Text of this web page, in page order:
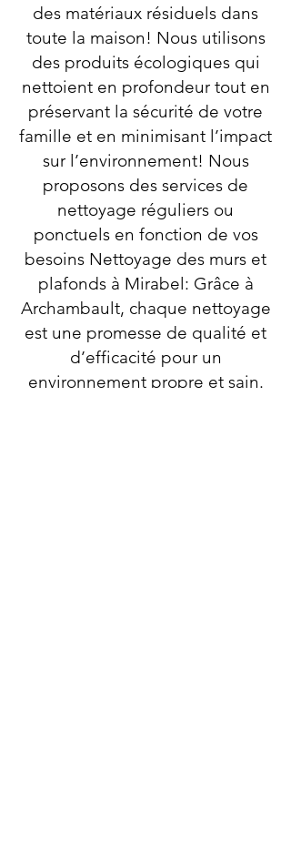
des matériaux résiduels dans
toute la maison! Nous utilisons
des produits écologiques qui
nettoient en profondeur tout en
préservant la sécurité de votre
famille et en minimisant l’impact
sur l’environnement! Nous
proposons des services de
nettoyage réguliers ou
ponctuels en fonction de vos
besoins Nettoyage des murs et
plafonds à Mirabel: Grâce à
Archambault, chaque nettoyage
est une promesse de qualité et
d’efficacité pour un
environnement propre et sain.